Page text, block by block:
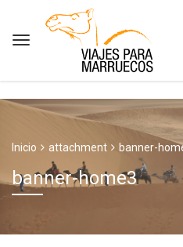
Inicio attachment banner-
banner-home3